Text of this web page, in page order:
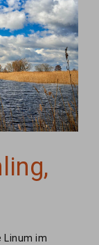
Linum im